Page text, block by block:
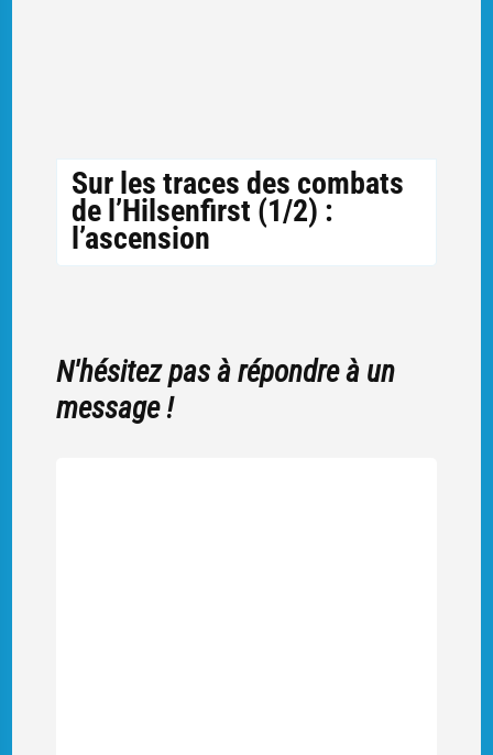
Sur les traces des combats
de l’Hilsenfirst (1/2) :
l’ascension
N'hésitez pas à répondre à un
message !